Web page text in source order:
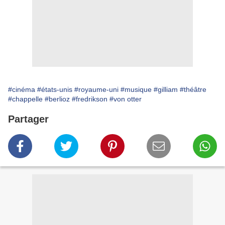
#cinéma #états-unis #royaume-uni #musique #gilliam #théâtre
#chappelle #berlioz #fredrikson #von otter
Partager